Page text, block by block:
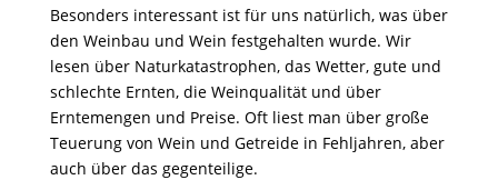
Besonders interessant ist für uns natürlich, was über
den Weinbau und Wein festgehalten wurde. Wir
lesen über Naturkatastrophen, das Wetter, gute und
schlechte Ernten, die Weinqualität und über
Erntemengen und Preise. Oft liest man über große
Teuerung von Wein und Getreide in Fehljahren, aber
auch über das gegenteilige.